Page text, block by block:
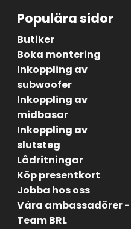
Populära sidor
Butiker
Boka montering
Inkoppling av
subwoofer
Inkoppling av
midbasar
Inkoppling av
slutsteg
Lådritningar
Köp presentkort
Jobba hos oss
Våra ambassadörer -
Team BRL